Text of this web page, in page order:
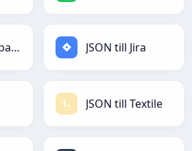
JSON till Firebase JSON till Jira
JSON till Textile